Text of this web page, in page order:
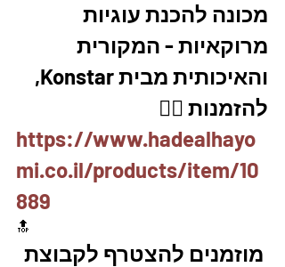
מכונה להכנת עוגיות
מרוקאיות - המקורית
והאיכותית מבית Konstar,
להזמנות 👇🏼
https://www.hadealhayo
mi.co.il/products/item/10
889
🔝
מוזמנים להצטרף לקבוצת